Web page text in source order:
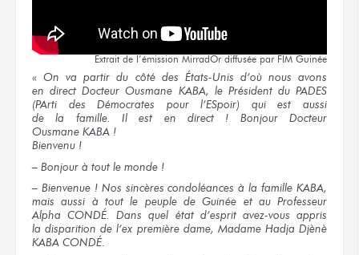
Extrait de l’émission MirradOr diffusée par FIM Guinée
«On va partirdu côté des États-Unis d’où nous avons
en direct DocteurOusmane KABA, le Président du PADES
(PArti des Démocrates pour l’ESpoir) qui est aussi
de la famille.
Il est en direct ! Bonjour Docteur
Ousmane KABA !
Bienvenu !
– Bonjour à tout le monde !
– Bienvenue ! Nos sincères condoléancesà la famille KABA,
mais aussi à tout le peuple de Guinée et au Professeur
Alpha CONDÉ. Dansquel étatd’esprit avez-vous appris
la disparition de l’ex première dame, Madame Hadja Djènè
KABA CONDÉ.